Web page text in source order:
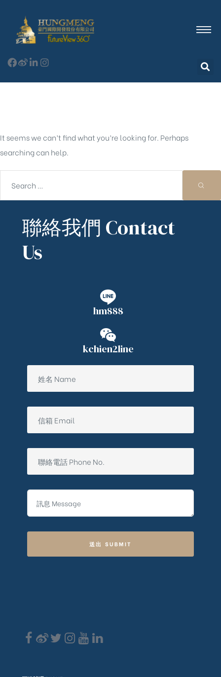
It seems we can’t find what you’re looking for. Perhaps
searching can help.
聯絡我們 Contact
Us
hm888
kchien2line
送出 SUBMIT